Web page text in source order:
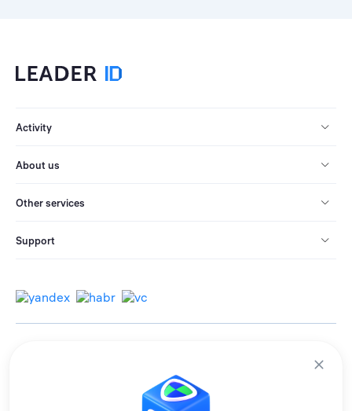
Activity
About us
Other services
Support
Personal data processing policy